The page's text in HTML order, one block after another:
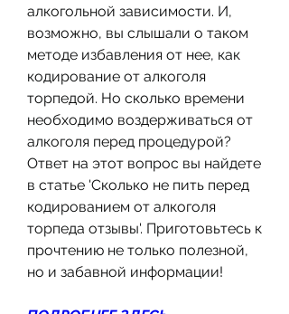
алкогольной зависимости. И,
возможно, вы слышали о таком
методе избавления от нее, как
кодирование от алкоголя
торпедой. Но сколько времени
необходимо воздерживаться от
алкоголя перед процедурой?
Ответ на этот вопрос вы найдете
в статье 'Сколько не пить перед
кодированием от алкоголя
торпеда отзывы'. Приготовьтесь к
прочтению не только полезной,
но и забавной информации!